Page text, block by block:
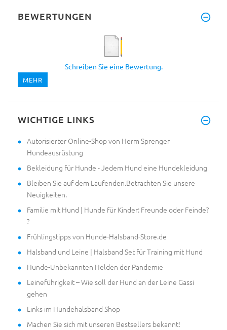
BEWERTUNGEN
Schreiben Sie eine Bewertung.
MEHR
WICHTIGE LINKS
Autorisierter Online-Shop von Herm Sprenger
Hundeausrüstung
Bekleidung für Hunde - Jedem Hund eine Hundekleidung
Bleiben Sie auf dem Laufenden.Betrachten Sie unsere
Neuigkeiten.
Familie mit Hund | Hunde für Kinder: Freunde oder Feinde?
?
Frühlingstipps von Hunde-Halsband-Store.de
Halsband und Leine | Halsband Set für Training mit Hund
Hunde-Unbekannten Helden der Pandemie
Leineführigkeit – Wie soll der Hund an der Leine Gassi
gehen
Links im Hundehalsband Shop
Machen Sie sich mit unseren Bestsellers bekannt!